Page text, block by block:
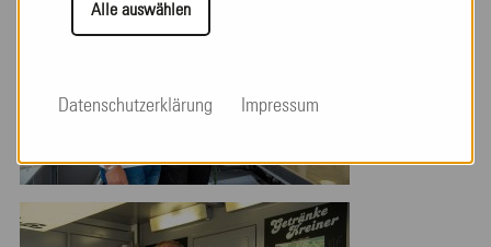
Alle auswählen
Datenschutzerklärung Impressum